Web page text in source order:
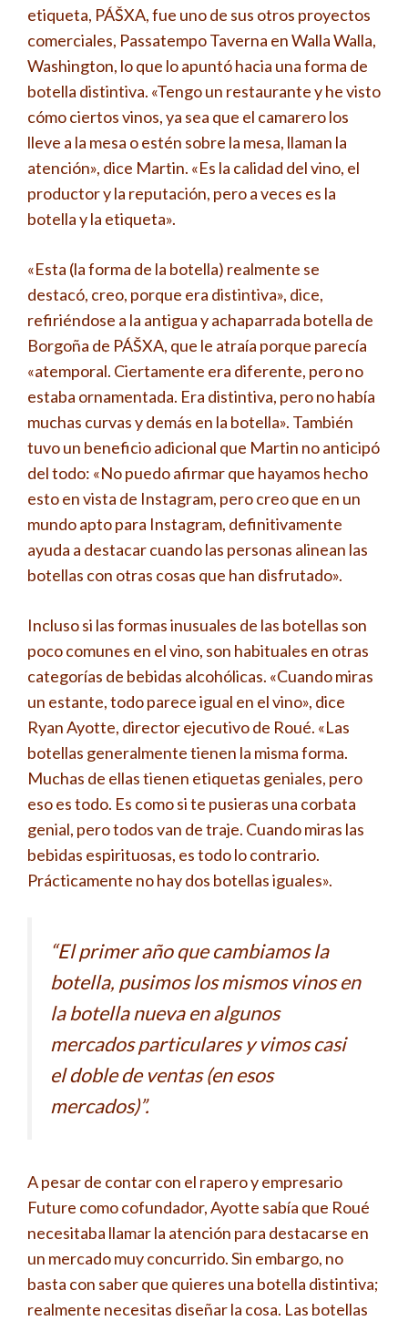
etiqueta, PÁŠXA, fue uno de sus otros proyectos
comerciales, Passatempo Taverna en Walla Walla,
Washington, lo que lo apuntó hacia una forma de
botella distintiva. «Tengo un restaurante y he visto
cómo ciertos vinos, ya sea que el camarero los
lleve a la mesa o estén sobre la mesa, llaman la
atención», dice Martin. «Es la calidad del vino, el
productor y la reputación, pero a veces es la
botella y la etiqueta».
«Esta (la forma de la botella) realmente se
destacó, creo, porque era distintiva», dice,
refiriéndose a la antigua y achaparrada botella de
Borgoña de PÁŠXA, que le atraía porque parecía
«atemporal. Ciertamente era diferente, pero no
estaba ornamentada. Era distintiva, pero no había
muchas curvas y demás en la botella». También
tuvo un beneficio adicional que Martin no anticipó
del todo: «No puedo afirmar que hayamos hecho
esto en vista de Instagram, pero creo que en un
mundo apto para Instagram, definitivamente
ayuda a destacar cuando las personas alinean las
botellas con otras cosas que han disfrutado».
Incluso si las formas inusuales de las botellas son
poco comunes en el vino, son habituales en otras
categorías de bebidas alcohólicas. «Cuando miras
un estante, todo parece igual en el vino», dice
Ryan Ayotte, director ejecutivo de Roué. «Las
botellas generalmente tienen la misma forma.
Muchas de ellas tienen etiquetas geniales, pero
eso es todo. Es como si te pusieras una corbata
genial, pero todos van de traje. Cuando miras las
bebidas espirituosas, es todo lo contrario.
Prácticamente no hay dos botellas iguales».
“El primer año que cambiamos la
botella, pusimos los mismos vinos en
la botella nueva en algunos
mercados particulares y vimos casi
el doble de ventas (en esos
mercados)”.
A pesar de contar con el rapero y empresario
Future como cofundador, Ayotte sabía que Roué
necesitaba llamar la atención para destacarse en
un mercado muy concurrido. Sin embargo, no
basta con saber que quieres una botella distintiva;
realmente necesitas diseñar la cosa. Las botellas